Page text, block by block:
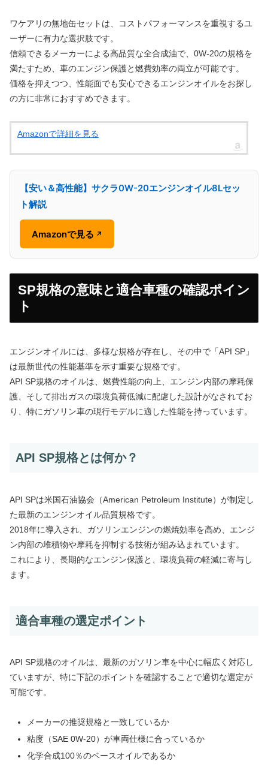
ワケアリの無地缶セットは、コストパフォーマンスを重視するユ
ーザーに有力な選択肢です。
信頼できるメーカーによる高品質な全合成油で、0W-20の規格を
満たすため、車のエンジン保護と燃費効率の両立が可能です。
価格を抑えつつ、性能面でも安心できるエンジンオイルをお探し
の方に非常におすすめできます。
Amazonで詳細を見る
【安い＆高性能】サクラ0W-20エンジンオイル8Lセッ
ト解説
Amazonで見る ↗
SP規格の意味と適合車種の確認ポイン
ト
エンジンオイルには、多様な規格が存在し、その中で「API SP」
は最新世代の性能基準を示す重要な規格です。
API SP規格のオイルは、燃費性能の向上、エンジン内部の摩耗保
護、そして排出ガスの環境負荷低減に配慮した設計がなされてお
り、特にガソリン車の現行モデルに適した性能を持っています。
API SP規格とは何か？
API SPは米国石油協会（American Petroleum Institute）が制定し
た最新のエンジンオイル品質規格です。
2018年に導入され、ガソリンエンジンの燃焼効率を高め、エンジ
ン内部の堆積物や摩耗を抑制する技術が組み込まれています。
これにより、長期的なエンジン保護と、環境負荷の軽減に寄与し
ます。
適合車種の選定ポイント
API SP規格のオイルは、最新のガソリン車を中心に幅広く対応し
ていますが、特に下記のポイントを確認することで適切な選定が
可能です。
メーカーの推奨規格と一致しているか
粘度（SAE 0W-20）が車両仕様に合っているか
化学合成100％のベースオイルであるか